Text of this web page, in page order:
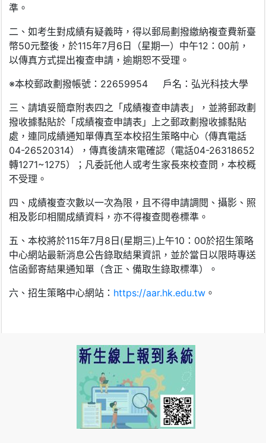
準。
二、如考生對成績有疑義時，得以郵局劃撥繳納複查費新臺
幣50元整後，於115年7月6日（星期一）中午12：00前，
以傳真方式提出複查申請，逾期恕不受理。
※本校郵政劃撥帳號：22659954 戶名：弘光科技大學
三、請填妥簡章附表四之「成績複查申請表」，並將郵政劃
撥收據黏貼於「成績複查申請表」上之郵政劃撥收據黏貼
處，連同成績通知單傳真至本校招生策略中心（傳真電話
04-26520314），傳真後請來電確認（電話04-26318652
轉1271~1275）；凡委託他人或考生家長來校查問，本校概
不受理。
四、成績複查次數以一次為限，且不得申請調閱、攝影、照
相及影印相關成績資料，亦不得複查閱卷標準。
五、本校將於115年7月8日(星期三)上午10：00於招生策略
中心網站最新消息公告錄取結果資訊，並於當日以限時專送
信函郵寄結果通知單（含正、備取生錄取標準）。
六、招生策略中心網站： https://aar.hk.edu.tw 。